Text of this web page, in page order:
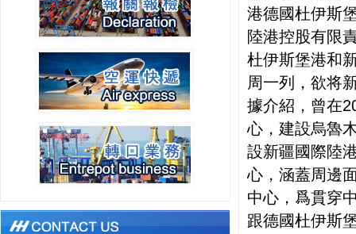
港德國杜伊斯
陸港控股有限
杜伊斯堡港和
周一列，欲将
據介紹，曾在
心，建設烏魯
設新疆國際陸
心，涵蓋周邊
中心，爲貫穿
跟德國杜伊斯